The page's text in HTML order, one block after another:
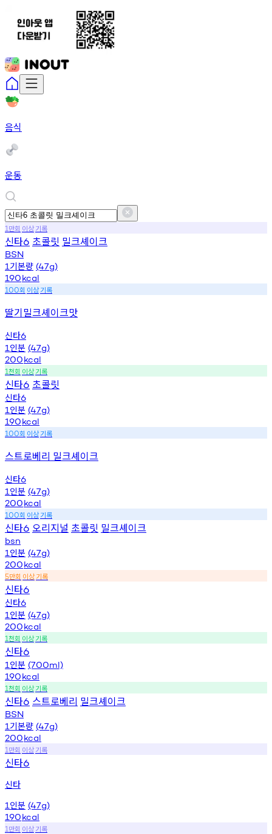
음식
운동
1 만회 이상기록
신타6 초콜릿 밀크셰이크
BSN
1 기본량 (47g)
190kcal
100회 이상기록
딸기밀크셰이크맛
신타6
1 인분 (47g)
200kcal
1천회 이상기록
신타6 초콜릿
신타6
1 인분 (47g)
190kcal
100회 이상기록
스트로베리 밀크셰이크
신타6
1 인분 (47g)
200kcal
100회 이상기록
신타6 오리지널 초콜릿 밀크셰이크
bsn
1 인분 (47g)
200kcal
5만회 이상기록
신타6
신타6
1 인분 (47g)
200kcal
1천회 이상기록
신타6
1 인분 (700ml)
190kcal
1천회 이상기록
신타6 스트로베리 밀크셰이크
BSN
1 기본량 (47g)
200kcal
1 만회 이상기록
신타6
신타
1 인분 (47g)
190kcal
1 만회 이상기록